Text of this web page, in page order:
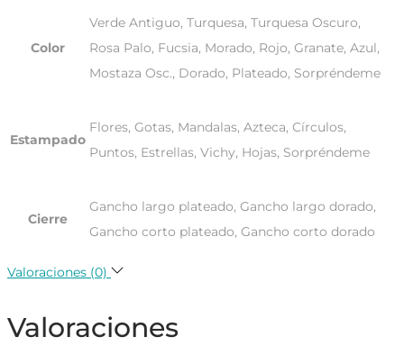
Color
Verde Antiguo, Turquesa, Turquesa Oscuro,
Rosa Palo, Fucsia, Morado, Rojo, Granate, Azul,
Mostaza Osc., Dorado, Plateado, Sorpréndeme
Estampado
Flores, Gotas, Mandalas, Azteca, Círculos,
Puntos, Estrellas, Vichy, Hojas, Sorpréndeme
Cierre
Gancho largo plateado, Gancho largo dorado,
Gancho corto plateado, Gancho corto dorado
Valoraciones (0)
Valoraciones